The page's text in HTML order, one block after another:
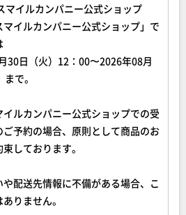
マイルカンパニー公式ショップ
マイルカンパニー公式ショップ」で
30日（火）12：00〜2026年08月
で。
イルカンパニー公式ショップでの受
ご予約の場合、原則として商品のお
しております。
配送先情報に不備がある場合、こ
りません。